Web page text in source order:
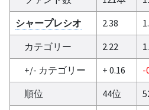
シャープレシオ
2.38
カテゴリー
2.22
+/- カテゴリー
+ 0.16 -
順位
44位